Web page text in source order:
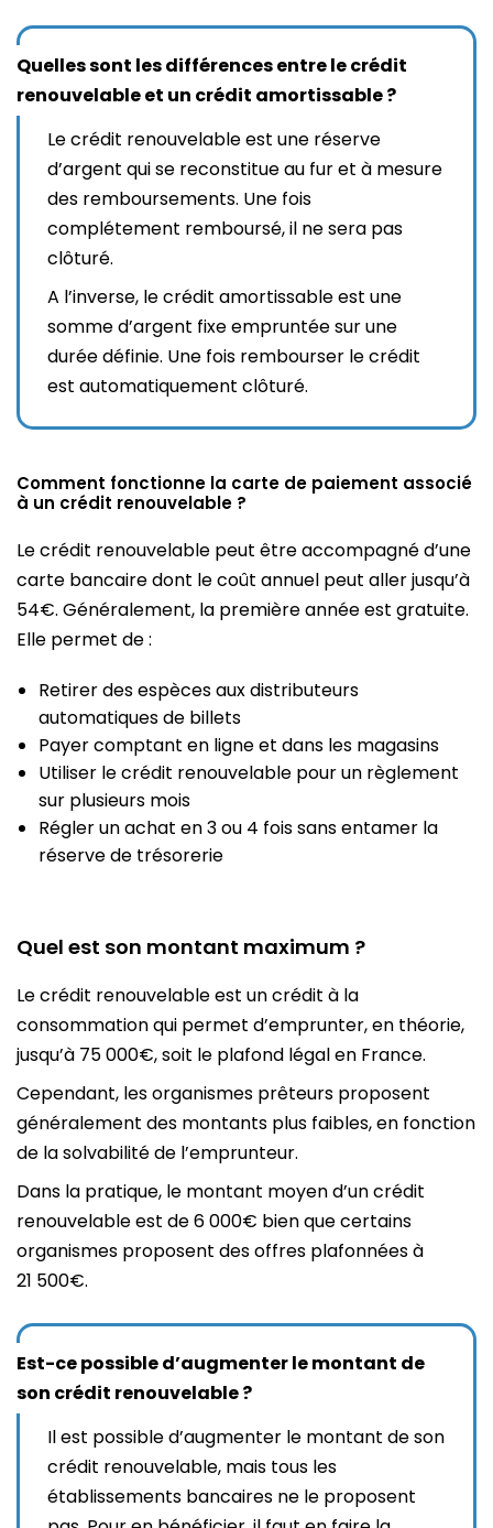
Quelles sont les différences entre le crédit
renouvelable et un crédit amortissable ?
Le crédit renouvelable est une réserve
d’argent qui se reconstitue au fur et à mesure
des remboursements. Une fois
complétement remboursé, il ne sera pas
clôturé.
A l’inverse, le crédit amortissable est une
somme d’argent fixe empruntée sur une
durée définie. Une fois rembourser le crédit
est automatiquement clôturé.
Comment fonctionne la carte de paiement associé
à un crédit renouvelable ?
Le crédit renouvelable peut être accompagné d’une
carte bancaire dont le coût annuel peut aller jusqu’à
54€. Généralement, la première année est gratuite.
Elle permet de :
Retirer des espèces aux distributeurs
automatiques de billets
Payer comptant en ligne et dans les magasins
Utiliser le crédit renouvelable pour un règlement
sur plusieurs mois
Régler un achat en 3 ou 4 fois sans entamer la
réserve de trésorerie
Quel est son montant maximum ?
Le crédit renouvelable est un crédit à la
consommation qui permet d’emprunter, en théorie,
jusqu’à 75 000€, soit le plafond légal en France.
Cependant, les organismes prêteurs proposent
généralement des montants plus faibles, en fonction
de la solvabilité de l’emprunteur.
Dans la pratique, le montant moyen d’un crédit
renouvelable est de 6 000€ bien que certains
organismes proposent des offres plafonnées à
21 500€.
Est-ce possible d’augmenter le montant de
son crédit renouvelable ?
Il est possible d’augmenter le montant de son
crédit renouvelable, mais tous les
établissements bancaires ne le proposent